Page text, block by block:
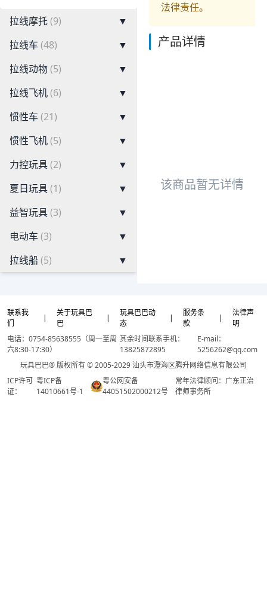
拉线摩托(9)
▼
拉线车 (48)
▼
拉线动物(5)
▼
拉线飞机(6)
▼
惯性车 (21)
▼
惯性飞机(5)
▼
力控玩具(2)
▼
夏日玩具(1)
▼
益智玩具(3)
▼
电动车 (3)
▼
拉线船(5) ▼
法律责任。
产品详情
该商品暂无详情
联系我
们
|
关于玩具巴
巴
|
玩具巴巴动
态
|
服务条
款
|
法律声
明
电话：0754-85638555（周一至周
六8:30-17:30）
其余时间联系手机：
13825872895
E-mail：
5256262@qq.com
玩具巴巴® 版权所有 © 2005-2029 汕头市澄海区腾升网络信息有限公司
ICP许可
证：
粤ICP备
14010661号-1
粤公网安备
44051502000212号
常年法律顾问：广东正治
律师事务所